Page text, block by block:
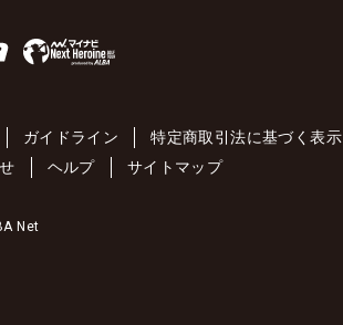
ガイドライン
特定商取引法に基づく表示
ヘルプ サイトマップ
Net